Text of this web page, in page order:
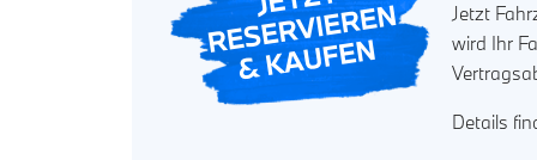
Jetzt
wird Ihr
Details